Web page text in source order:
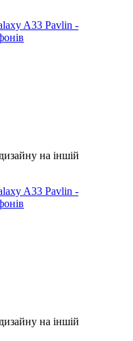
на іншій
на іншій